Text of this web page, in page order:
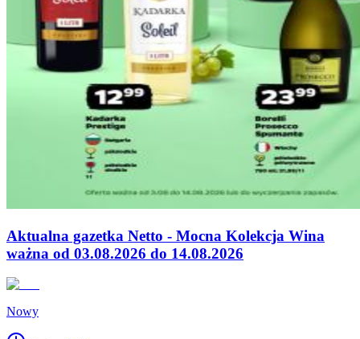
Aktualna gazetka Netto - Mocna Kolekcja Wina
ważna od 03.08.2026 do 14.08.2026
Nowy